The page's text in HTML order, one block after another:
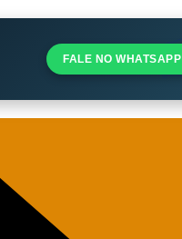
FALE NO WHATSAPP